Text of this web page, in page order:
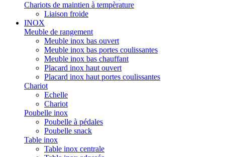
Chariots de maintien à tempèrature
Liaison froide
INOX
Meuble de rangement
Meuble inox bas ouvert
Meuble inox bas portes coulissantes
Meuble inox bas chauffant
Placard inox haut ouvert
Placard inox haut portes coulissantes
Chariot
Echelle
Chariot
Poubelle inox
Poubelle à pédales
Poubelle snack
Table inox
Table inox centrale